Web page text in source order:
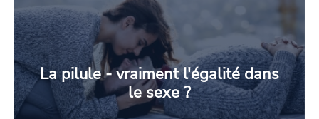
La pilule - vraiment l'égalité dans
le sexe ?